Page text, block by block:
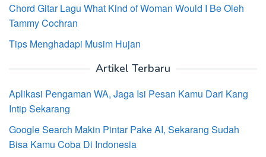
Chord Gitar Lagu What Kind of Woman Would I Be Oleh
Tammy Cochran
Tips Menghadapi Musim Hujan
Artikel Terbaru
Aplikasi Pengaman WA, Jaga Isi Pesan Kamu Dari Kang
Intip Sekarang
Google Search Makin Pintar Pake AI, Sekarang Sudah
Bisa Kamu Coba Di Indonesia